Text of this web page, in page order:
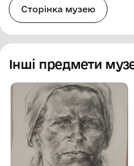
Сторінка музею
Інші предмети